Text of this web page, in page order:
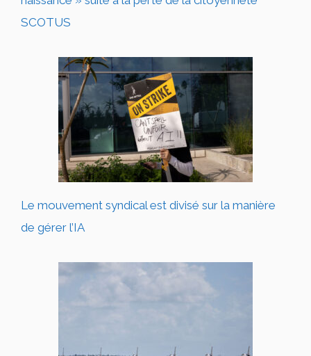
SCOTUS
Le mouvement syndical est divisé sur la manière
de gérer l’IA